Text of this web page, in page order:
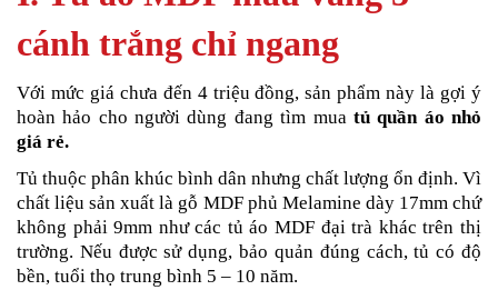
cánh trắng chỉ ngang
Với mức giá chưa đến 4 triệu đồng, sản phẩm này là gợi ý
hoàn hảo cho người dùng đang tìm mua tủ quần áo nhỏ
giá rẻ.
Tủ thuộc phân khúc bình dân nhưng chất lượng ổn định. Vì
chất liệu sản xuất là gỗ MDF phủ Melamine dày 17mm chứ
không phải 9mm như các tủ áo MDF đại trà khác trên thị
trường. Nếu được sử dụng, bảo quản đúng cách, tủ có độ
bền, tuổi thọ trung bình 5 – 10 năm.